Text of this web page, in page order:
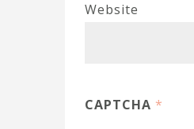
Website
CAPTCHA *